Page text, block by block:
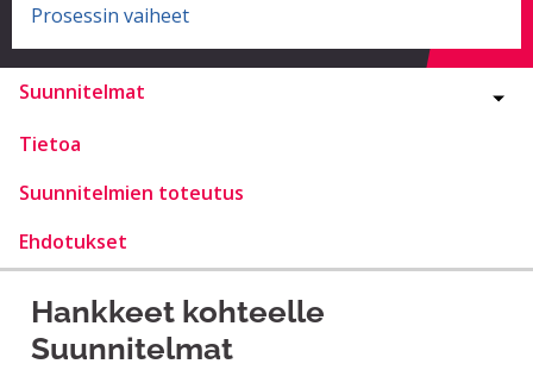
Prosessin vaiheet
Suunnitelmat
Tietoa
Suunnitelmien toteutus
Ehdotukset
Hankkeet kohteelle
Suunnitelmat